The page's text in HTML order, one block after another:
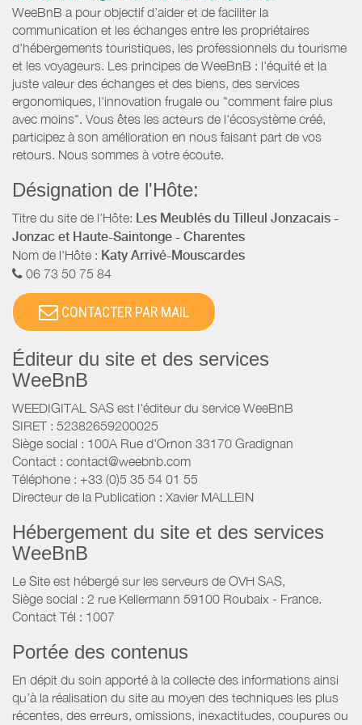
WeeBnB a pour objectif d’aider et de faciliter la
communication et les échanges entre les propriétaires
d'hébergements touristiques, les professionnels du tourisme
et les voyageurs. Les principes de WeeBnB : l'équité et la
juste valeur des échanges et des biens, des services
ergonomiques, l'innovation frugale ou "comment faire plus
avec moins". Vous êtes les acteurs de l'écosystème créé,
participez à son amélioration en nous faisant part de vos
retours. Nous sommes à votre écoute.
Désignation de l'Hôte:
Titre du site de l'Hôte: Les Meublés du Tilleul Jonzacais -
Jonzac et Haute-Saintonge - Charentes
Nom de l'Hôte : Katy Arrivé-Mouscardes
06 73 50 75 84
CONTACTER PAR MAIL
Éditeur du site et des services
WeeBnB
WEEDIGITAL SAS est l'éditeur du service WeeBnB
SIRET : 52382659200025
Siège social : 100A Rue d'Ornon 33170 Gradignan
Contact : contact@weebnb.com
Téléphone : +33 (0)5 35 54 01 55
Directeur de la Publication : Xavier MALLEIN
Hébergement du site et des services
WeeBnB
Le Site est hébergé sur les serveurs de OVH SAS,
Siège social : 2 rue Kellermann 59100 Roubaix - France.
Contact Tél : 1007
Portée des contenus
En dépit du soin apporté à la collecte des informations ainsi
qu’à la réalisation du site au moyen des techniques les plus
récentes, des erreurs, omissions, inexactitudes, coupures ou